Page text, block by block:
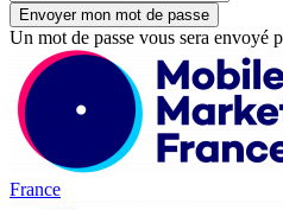
Un mot de passe vous sera envoyé
France